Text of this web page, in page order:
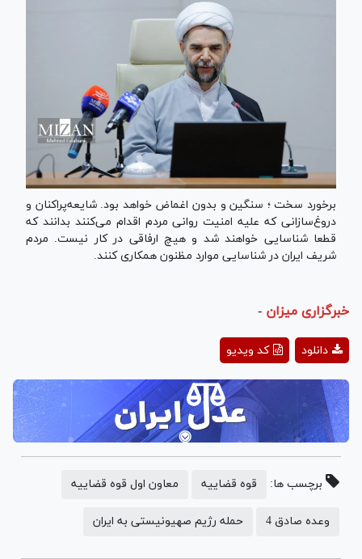
برخورد سخت ؛ سنگین و بدون اغماض خواهد بود. شایعه‌پراکنان و
دروغ‌سازانی که علیه امنیت روانی مردم اقدام می‌کنند بدانند که
قطعا شناسایی خواهند شد و هیچ ارفاقی در کار نیست. مردم
شریف ایران در شناسایی موارد مظنون همکاری کنند.
خبرگزاری میزان -
Play
Video
کد ویدیو دانلود
برچسب ها: قوه قضاییه معاون اول قوه قضاییه
وعده صادق 4 حمله رژیم صهیونیستی به ایران